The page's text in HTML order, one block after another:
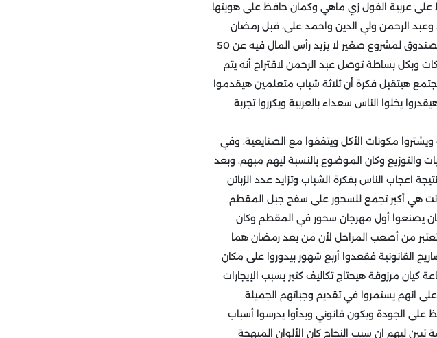
عربية الفول زي ماهي وكمان حافظ على هويتها.
الرحمن ولي الدين واحمد على، قبل رمضان
2016 بعشر أيام كان في اجتماع بين الشركاء للبحث عن فكرة خارج الصندوق لمشروع صغير لا يزيد رأس المال فيه عن 50
وبكل بساطة توصل عبد الرحمن لاقتراح أنه يتم
هيتقبل فكرة أن ثلاثة شباب متعلمين هيقدموا
يخلوا الناس سعداء بالعربية ويكرروا تجربة
ويشتروا مكونات الأكل ويتفقوا مع الصنايعية، وفي
وكان الموضوع بالنسبة ليهم مبهم، وبعد
اعجاب الناس بفكرة الشباب وتزايد عدد الزبائن
هي أكبر تجمع للسحور على سفح جبل المقطم
يصنعوا أول مهرجان سحور في المقطم وكان
تعتبر من أصعب المراحل لأن من بعد رمضان هما
القانونية فقعدوا أربع شهور بيدوروا على مكان
مرزوقة هيحتاج تكاليف كتير بسبب الإيجارات
انهم يستمروا في تقديم وجباتهم الجميلة.
على الجودة ويكون قانوني وبدأوا يدرسوا أسباب
ليهم ان سبب النجاح كان الألوان المبهجة